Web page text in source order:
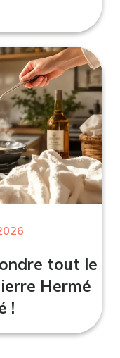
tout le
Hermé
!